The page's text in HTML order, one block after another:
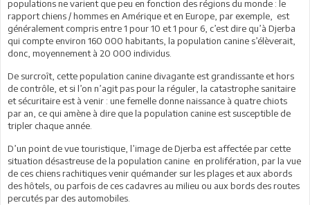
populations ne varient que peu en fonction des régions du monde : le
rapport chiens / hommes en Amérique et en Europe, par exemple, est
généralement compris entre 1 pour 10 et 1 pour 6, c’est dire qu’à Djerba
qui compte environ 160 000 habitants, la population canine s’élèverait,
donc, moyennement à 20 000 individus.
De surcroît, cette population canine divagante est grandissante et hors
de contrôle, et si l’on n’agit pas pour la réguler, la catastrophe sanitaire
et sécuritaire est à venir : une femelle donne naissance à quatre chiots
par an, ce qui amène à dire que la population canine est susceptible de
tripler chaque année.
D’un point de vue touristique, l’image de Djerba est affectée par cette
situation désastreuse de la population canine en prolifération, par la vue
de ces chiens rachitiques venir quémander sur les plages et aux abords
des hôtels, ou parfois de ces cadavres au milieu ou aux bords des routes
percutés par des automobiles.